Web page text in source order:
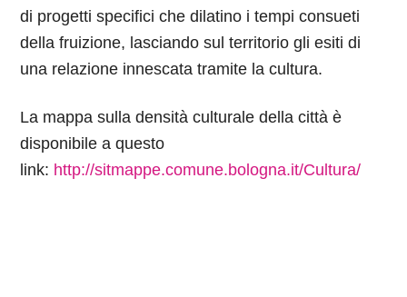
di progetti specifici che dilatino i tempi consueti
della fruizione, lasciando sul territorio gli esiti di
una relazione innescata tramite la cultura.
La mappa sulla densità culturale della città è
disponibile a questo
link: http://sitmappe.comune.bologna.it/Cultura/